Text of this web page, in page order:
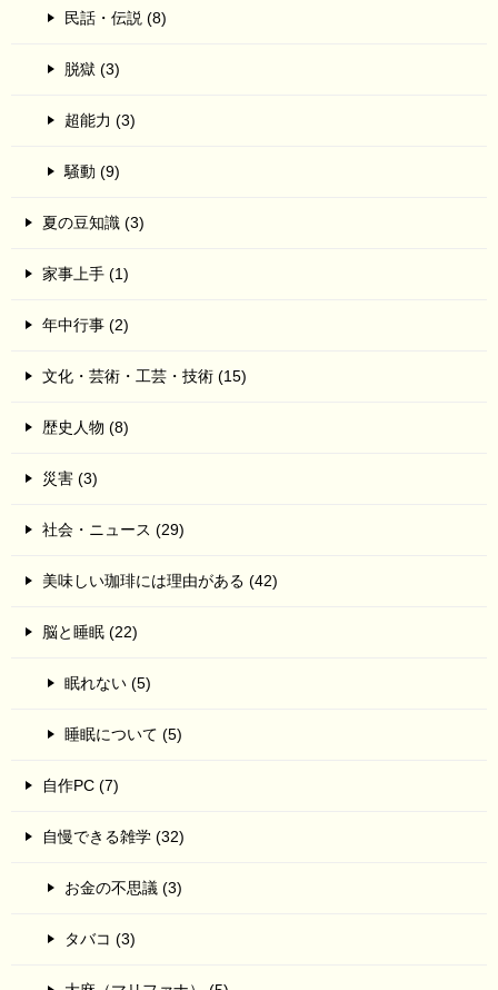
民話・伝説 (8)
脱獄 (3)
超能力 (3)
騒動 (9)
夏の豆知識 (3)
家事上手 (1)
年中行事 (2)
文化・芸術・工芸・技術 (15)
歴史人物 (8)
災害 (3)
社会・ニュース (29)
美味しい珈琲には理由がある (42)
脳と睡眠 (22)
眠れない (5)
睡眠について (5)
自作PC (7)
自慢できる雑学 (32)
お金の不思議 (3)
タバコ (3)